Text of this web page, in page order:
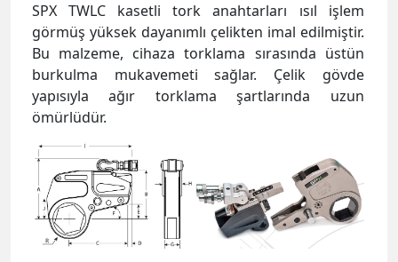
SPX TWLC kasetli tork anahtarları ısıl işlem
görmüş yüksek dayanımlı çelikten imal edilmiştir.
Bu malzeme, cihaza torklama sırasında üstün
burkulma mukavemeti sağlar. Çelik gövde
yapısıyla ağır torklama şartlarında uzun
ömürlüdür.